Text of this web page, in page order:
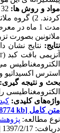
مواد و روش ها:
کردند. 2) گروه ملاتونین: روزانه
مدت 1 ماه در معرض امواج الکترومغناطیس ناشی از گوشی تلفن همراه قرار داده شدند. 4) گروه ملاتونین و امواج الکترومغناطیس: روزانه
ملاتونین بصورت
نتایج: نتایج نشان
آنزیمی بافت کبد (
الکترومغناطیس
استرس اکسیداتیو و آنزیم های آسیب
بحث و نتیجه گیری:
الکترومغناطیسی
واژه‌های کلیدی: کبد
متن کامل [PDF 8774 kb]
نوع مطالعه:
دریافت: 1397/2/17 | پذیرش: 1397/2/17 | انتشار: 1397/2/17